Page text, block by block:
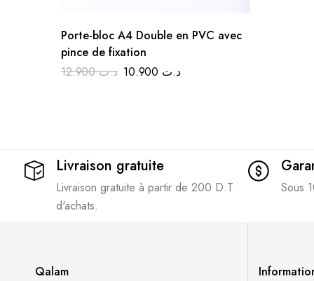
Porte-bloc A4 Double en PVC avec
pince de fixation
د.ت12.900 د.ت
Livraison gratuite
Livraison gratuite à partir de 200 D.T
d'achats.
Sous
Qalam